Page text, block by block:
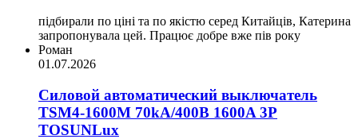
підбирали по ціні та по якістю серед Китайців, Катерина
запропонувала цей. Працює добре вже пів року
Роман
01.07.2026
Силовой автоматический выключатель
TSM4-1600M 70kA/400B 1600A 3P
TOSUNLux